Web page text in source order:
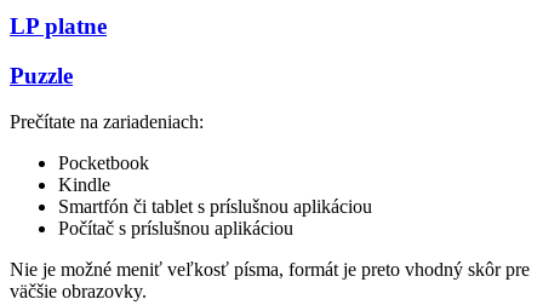
LP platne
Puzzle
Prečítate na zariadeniach:
Pocketbook
Kindle
Smartfón či tablet s príslušnou aplikáciou
Počítač s príslušnou aplikáciou
Nie je možné meniť veľkosť písma, formát je preto vhodný skôr pre
väčšie obrazovky.